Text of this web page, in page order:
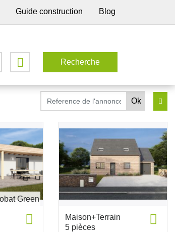
Guide construction Blog
Maison+Terrain
5 pièces